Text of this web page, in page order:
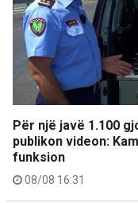
Për një javë 1.100
publikon videon:
funksion
08/08 16:31